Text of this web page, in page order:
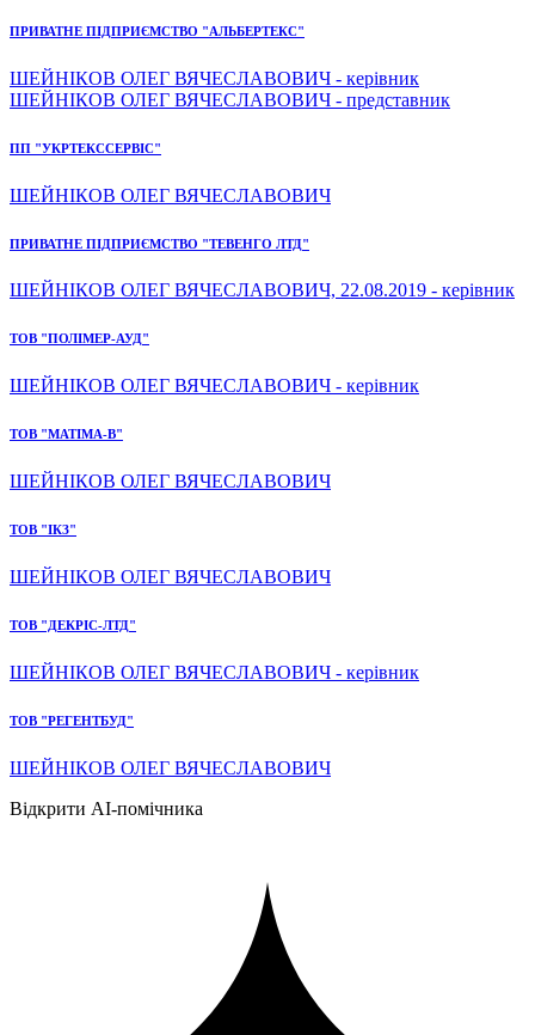
ПРИВАТНЕ ПІДПРИЄМСТВО "АЛЬБЕРТЕКС"
ШЕЙНІКОВ ОЛЕГ ВЯЧЕСЛАВОВИЧ - керівник
ШЕЙНІКОВ ОЛЕГ ВЯЧЕСЛАВОВИЧ - представник
ПП "УКРТЕКССЕРВІС"
ШЕЙНІКОВ ОЛЕГ ВЯЧЕСЛАВОВИЧ
ПРИВАТНЕ ПІДПРИЄМСТВО "ТЕВЕНГО ЛТД"
ШЕЙНІКОВ ОЛЕГ ВЯЧЕСЛАВОВИЧ, 22.08.2019 - керівник
ТОВ "ПОЛІМЕР-АУД"
ШЕЙНІКОВ ОЛЕГ ВЯЧЕСЛАВОВИЧ - керівник
ТОВ "МАТІМА-В"
ШЕЙНІКОВ ОЛЕГ ВЯЧЕСЛАВОВИЧ
ТОВ "ІКЗ"
ШЕЙНІКОВ ОЛЕГ ВЯЧЕСЛАВОВИЧ
ТОВ "ДЕКРІС-ЛТД"
ШЕЙНІКОВ ОЛЕГ ВЯЧЕСЛАВОВИЧ - керівник
ТОВ "РЕГЕНТБУД"
ШЕЙНІКОВ ОЛЕГ ВЯЧЕСЛАВОВИЧ
Відкрити AI-помічника